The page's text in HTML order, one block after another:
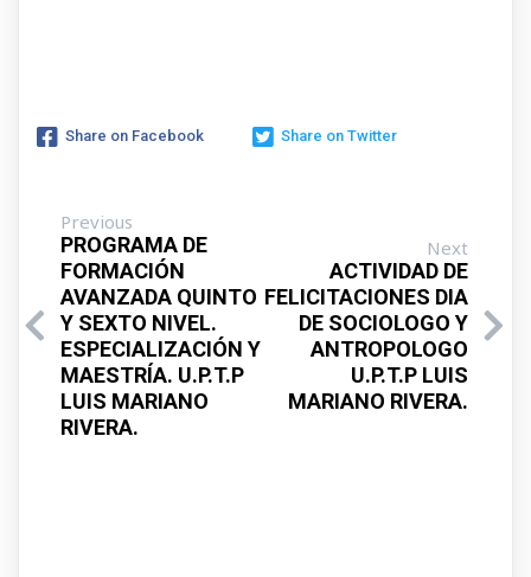
Share on Facebook Share on Twitter
Previous
PROGRAMA DE
FORMACIÓN
AVANZADA QUINTO
Y SEXTO NIVEL.
ESPECIALIZACIÓN Y
MAESTRÍA. U.P.T.P
LUIS MARIANO
RIVERA.
Next
ACTIVIDAD DE
FELICITACIONES DIA
DE SOCIOLOGO Y
ANTROPOLOGO
U.P.T.P LUIS
MARIANO RIVERA.